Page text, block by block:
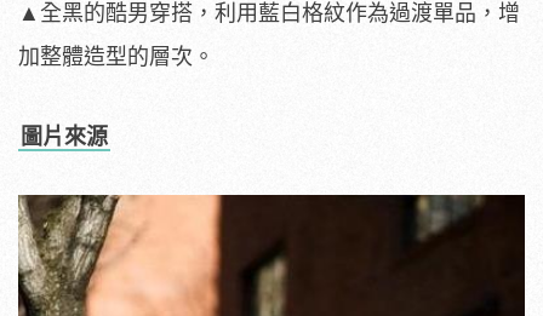
▲全黑的酷男穿搭，利用藍白格紋作為過渡單品，增
加整體造型的層次。
圖片來源